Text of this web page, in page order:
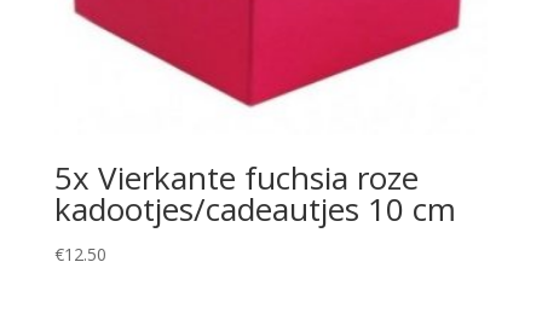
5x Vierkante fuchsia roze
kadootjes/cadeautjes 10 cm
€12.50